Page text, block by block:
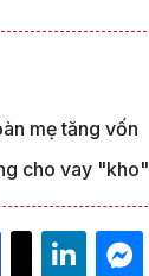
mẹ tăng vốn
cho vay "kho"